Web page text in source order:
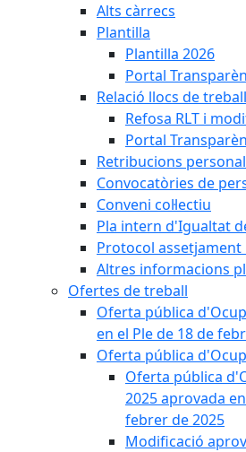
Alts càrrecs
Plantilla
Plantilla 2026
Portal
Relació llocs de treball
Refosa RLT i
Portal
Retribucions personal
Convocatòries de
Conveni col·lectiu
Pla intern d'Igualtat
Protocol assetjament
Altres informacions
Ofertes de treball
Oferta pública
en el Ple de 18 de
Oferta pública
Oferta pública
2025 aprovada
febrer de 2025
Modificació